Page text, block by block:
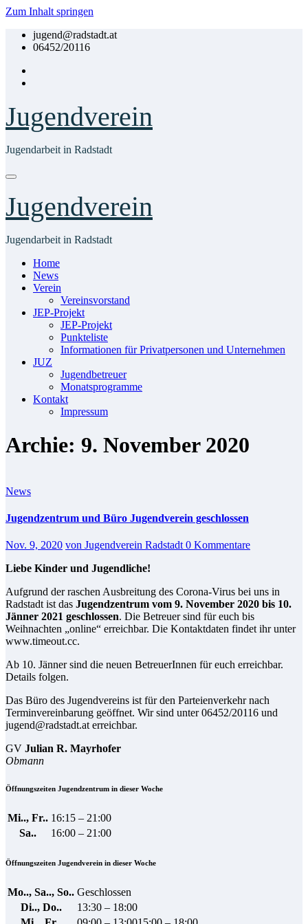
Zum Inhalt springen
jugend@radstadt.at
06452/20116
Jugendverein
Jugendarbeit in Radstadt
Jugendverein
Jugendarbeit in Radstadt
Home
News
Verein
Vereinsvorstand
JEP-Projekt
JEP-Projekt
Punkteliste
Informationen für Privatpersonen und Unternehmen
JUZ
Jugendbetreuer
Monatsprogramme
Kontakt
Impressum
Archie: 9. November 2020
News
Jugendzentrum und Büro Jugendverein geschlossen
Nov. 9, 2020 von Jugendverein Radstadt0 Kommentare
Liebe Kinder und Jugendliche!
Aufgrund der raschen Ausbreitung des Corona-Virus bei uns in
Radstadt ist das Jugendzentrum vom 9. November 2020 bis 10.
Jänner 2021 geschlossen. Die Betreuer sind für euch bis
Weihnachten „online“ erreichbar. Die Kontaktdaten findet ihr unter
www.timeout.cc.
Ab 10. Jänner sind die neuen BetreuerInnen für euch erreichbar.
Details folgen.
Das Büro des Jugendvereins ist für den Parteienverkehr nach
Terminvereinbarung geöffnet. Wir sind unter 06452/20116 und
jugend@radstadt.at erreichbar.
GV Julian R. Mayrhofer
Obmann
Öffnungszeiten Jugendzentrum in dieser Woche
Mi.., Fr.. 16:15 – 21:00
Sa..
16:00 – 21:00
Öffnungszeiten Jugendverein in dieser Woche
Mo.., Sa.., So.. Geschlossen
Di.., Do..
13:30 – 18:00